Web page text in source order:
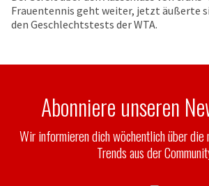
Frauentennis geht weiter, jetzt äußerte
den Geschlechtstests der WTA.
Abonniere unseren
Wir informieren dich wöchentlich über die
Trends aus der